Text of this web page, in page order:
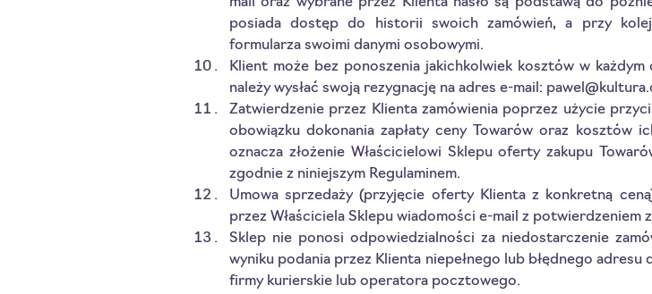
posiada dostęp do historii swoich zamówień, a przy
formularza swoimi danymi osobowymi.
Klient może bez ponoszenia jakichkolwiek kosztów w
należy wysłać swoją rezygnację na adres e-mail:
Zatwierdzenie przez Klienta zamówienia poprzez użycie
obowiązku dokonania zapłaty ceny Towarów oraz kosztów
oznacza złożenie Właścicielowi Sklepu oferty zakupu
zgodnie z niniejszym Regulaminem.
Umowa sprzedaży (przyjęcie oferty Klienta z konkretną
przez Właściciela Sklepu wiadomości e-mail z potwierdzeniem
Sklep nie ponosi odpowiedzialności za niedostarczenie
wyniku podania przez Klienta niepełnego lub błędnego
firmy kurierskie lub operatora pocztowego.